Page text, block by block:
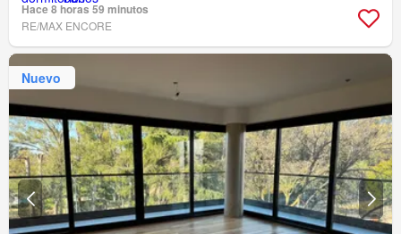
Hace 8 horas 59 minutos
RE/MAX ENCORE
Nuevo